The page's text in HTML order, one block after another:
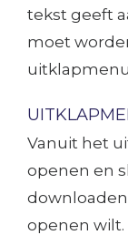
tekst geeft
moet
Vanuit het
openen en
openen wilt.